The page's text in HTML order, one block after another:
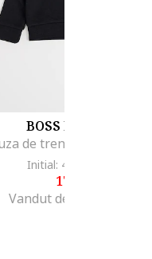
BOSS KIDSWEAR
Initial: 451
179
Vandut de Fashion Days